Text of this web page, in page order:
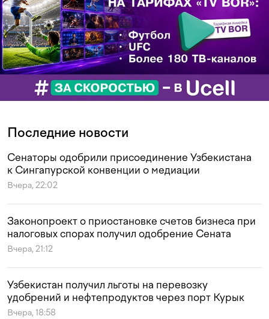
Последние новости
Сенаторы одобрили присоединение Узбекистана
к Сингапурской конвенции о медиации
Вчера, 22:02
Законопроект о приостановке счетов бизнеса при
налоговых спорах получил одобрение Сената
Вчера, 21:12
Узбекистан получил льготы на перевозку
удобрений и нефтепродуктов через порт Курык
Вчера, 18:58